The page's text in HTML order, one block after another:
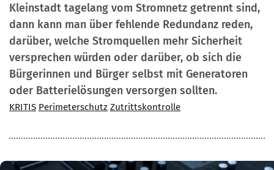
Kleinstadt tagelang vom Stromnetz getrennt sind,
dann kann man über fehlende Redundanz reden,
darüber, welche Stromquellen mehr Sicherheit
versprechen würden oder darüber, ob sich die
Bürgerinnen und Bürger selbst mit Generatoren
oder Batterielösungen versorgen sollten.
KRITIS Perimeterschutz Zutrittskontrolle